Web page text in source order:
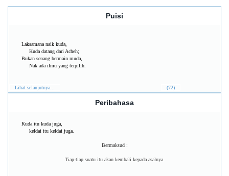
Puisi
Laksamana naik kuda,
Kuda datang dari Acheh;
Bukan senang bermain muda,
Nak ada ilmu yang terpilih.
Lihat selanjutnya... (72)
Peribahasa
Kuda itu kuda juga,
keldai itu keldai juga.
Bermaksud :
Tiap-tiap suatu itu akan kembali kepada asalnya.